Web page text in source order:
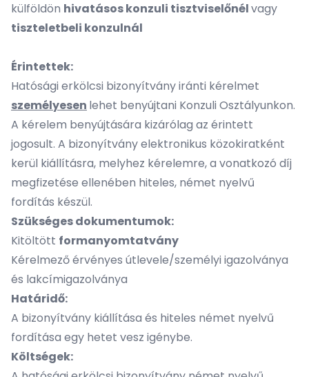
külföldön hivatásos konzuli tisztviselőnélvagy
tiszteletbeli konzulnál
Érintettek:
Hatósági erkölcsi bizonyítvány iránti kérelmet
személyesen lehet benyújtani Konzuli Osztályunkon.
A kérelem benyújtására kizárólag az érintett
jogosult. A bizonyítvány elektronikus közokiratként
kerül kiállításra, melyhez kérelemre, a vonatkozó díj
megfizetése ellenében hiteles, német nyelvű
fordítás készül.
Szükséges dokumentumok:
Kitöltött formanyomtatvány
Kérelmező érvényes útlevele/személyi igazolványa
és lakcímigazolványa
Határidő:
A bizonyítvány kiállítása és hiteles német nyelvű
fordítása egy hetet vesz igénybe.
Költségek: